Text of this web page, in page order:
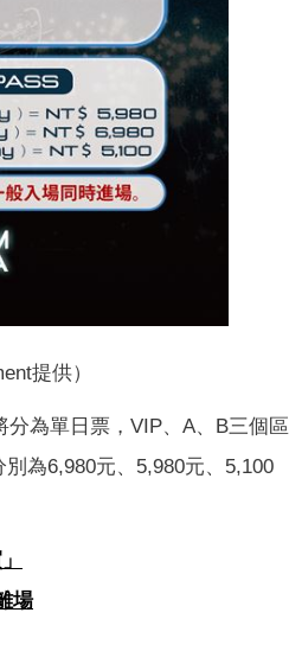
提供）
分為單日票，VIP、A、B三個區
為6,980元、5,980元、5,100
場